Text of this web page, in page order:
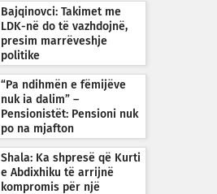
Bajqinovci: Takimet me
LDK-në do të vazhdojnë,
presim marrëveshje
politike
“Pa ndihmën e fëmijëve
nuk ia dalim” –
Pensionistët: Pensioni nuk
po na mjafton
Shala: Ka shpresë që Kurti
e Abdixhiku të arrijnë
kompromis për një